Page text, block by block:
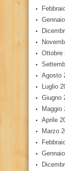
Ottobre
Agosto
Luglio
Giugno
Maggio
Aprile
Marzo